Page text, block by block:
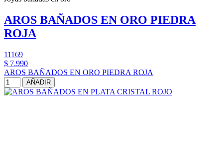
AROS BAÑADOS EN ORO PIEDRA
ROJA
11169
$ 7.990
AROS BAÑADOS EN ORO PIEDRA ROJA
AÑADIR